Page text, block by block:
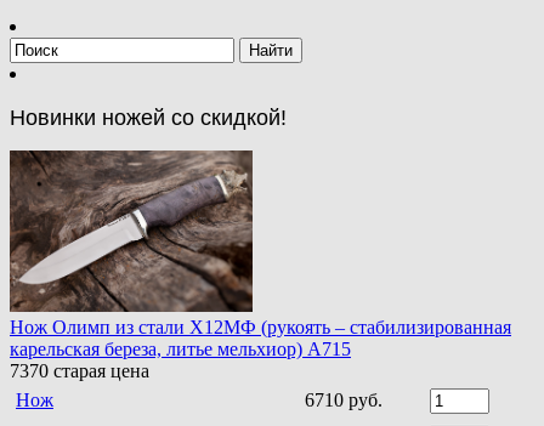
Новинки ножей со скидкой!
Нож Олимп из стали Х12МФ (рукоять – стабилизированная
карельская береза, литье мельхиор) A715
7370 старая цена
Нож
6710 руб.